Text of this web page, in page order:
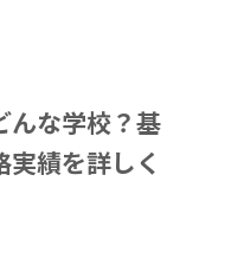
んな学校？基
績を詳しく